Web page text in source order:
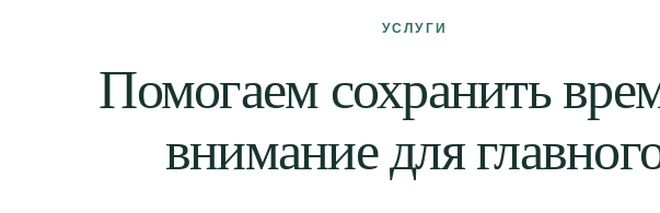
УСЛУГИ
Помогаем сохранить
внимание для